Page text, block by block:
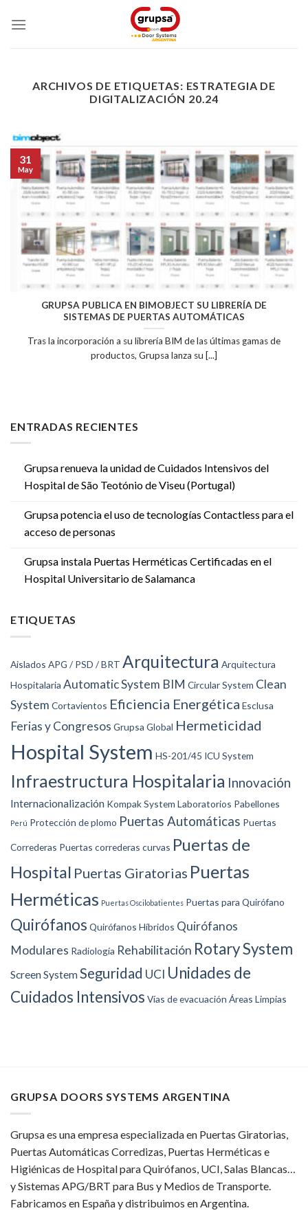
ARCHIVOS DE ETIQUETAS: ESTRATEGIA DE
DIGITALIZACIÓN 20.24
ENTRADAS RECIENTES
Grupsa renueva la unidad de Cuidados Intensivos del
Hospital de São Teotónio de Viseu (Portugal)
Grupsa potencia el uso de tecnologías Contactless para el
acceso de personas
Grupsa instala Puertas Herméticas Certificadas en el
Hospital Universitario de Salamanca
ETIQUETAS
Aislados APG / PSD / BRT Arquitectura Arquitectura
Hospitalaria Automatic System BIM Circular System Clean
System Cortavientos Eficiencia Energética Esclusa
Ferias y Congresos Grupsa Global Hermeticidad
Hospital System HS-201/45 ICU System
Infraestructura Hospitalaria Innovación
Internacionalización Kompak System Laboratorios Pabellones
Perú Protección de plomo Puertas Automáticas Puertas
Correderas Puertas correderas curvas Puertas de
Hospital Puertas Giratorias Puertas
Herméticas Puertas Oscilobatientes Puertas para Quirófano
Quirófanos Quirófanos Híbridos Quirófanos
Modulares Radiología Rehabilitación Rotary System
Screen SystemSeguridad UCI Unidades de
Cuidados Intensivos Vías de evacuación Áreas Limpias
GRUPSA PUBLICA EN BIMOBJECT SU LIBRERÍA DE
SISTEMAS DE PUERTAS AUTOMÁTICAS
Tras la incorporación a su librería BIM de las últimas gamas de
productos, Grupsa lanza su [...]
31
May
GRUPSA DOORS SYSTEMS ARGENTINA
Grupsa es una empresa especializada en Puertas Giratorias,
Puertas Automáticas Corredizas, Puertas Herméticas e
Higiénicas de Hospital para Quirófanos, UCI, Salas Blancas…
y Sistemas APG/BRT para Bus y Medios de Transporte.
Fabricamos en España y distribuimos en Argentina.